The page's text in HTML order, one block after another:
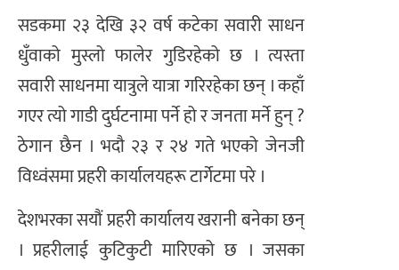
सडकमा २३ देखि ३२ वर्ष कटेका सवारी साधन
धुँवाको मुस्लो फालेर गुडिरहेको छ । त्यस्ता
सवारी साधनमा यात्रुले यात्रा गरिरहेका छन् । कहाँ
गएर त्यो गाडी दुर्घटनामा पर्ने हो र जनता मर्ने हुन् ?
ठेगान छैन । भदौ २३ र २४ गते भएको जेनजी
विध्वंसमा प्रहरी कार्यालयहरू टार्गेटमा परे ।
देशभरका सयौं प्रहरी कार्यालय खरानी बनेका छन्
। प्रहरीलाई कुटिकुटी मारिएको छ । जसका